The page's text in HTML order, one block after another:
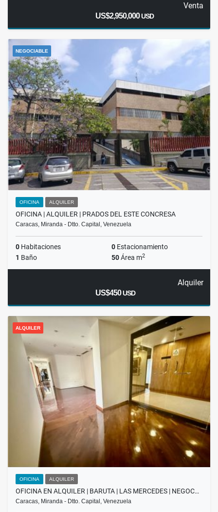
Venta
US$2,950,000USD
NEGOCIABLE
OFICINA ALQUILER
OFICINA | ALQUILER | PRADOS DEL ESTE CONCRESA
Caracas, Miranda - Dtto. Capital, Venezuela
0 Habitaciones 0 Estacionamiento
1 Baño 50Área m2
Alquiler
US$450USD
ALQUILER
OFICINA ALQUILER
OFICINA EN ALQUILER | BARUTA | LAS MERCEDES | NEGOC…
Caracas, Miranda - Dtto. Capital, Venezuela